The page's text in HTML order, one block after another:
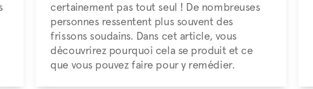
certainement pas tout seul ! De nombreuses
personnes ressentent plus souvent des
frissons soudains. Dans cet article, vous
découvrirez pourquoi cela se produit et ce
que vous pouvez faire pour y remédier.